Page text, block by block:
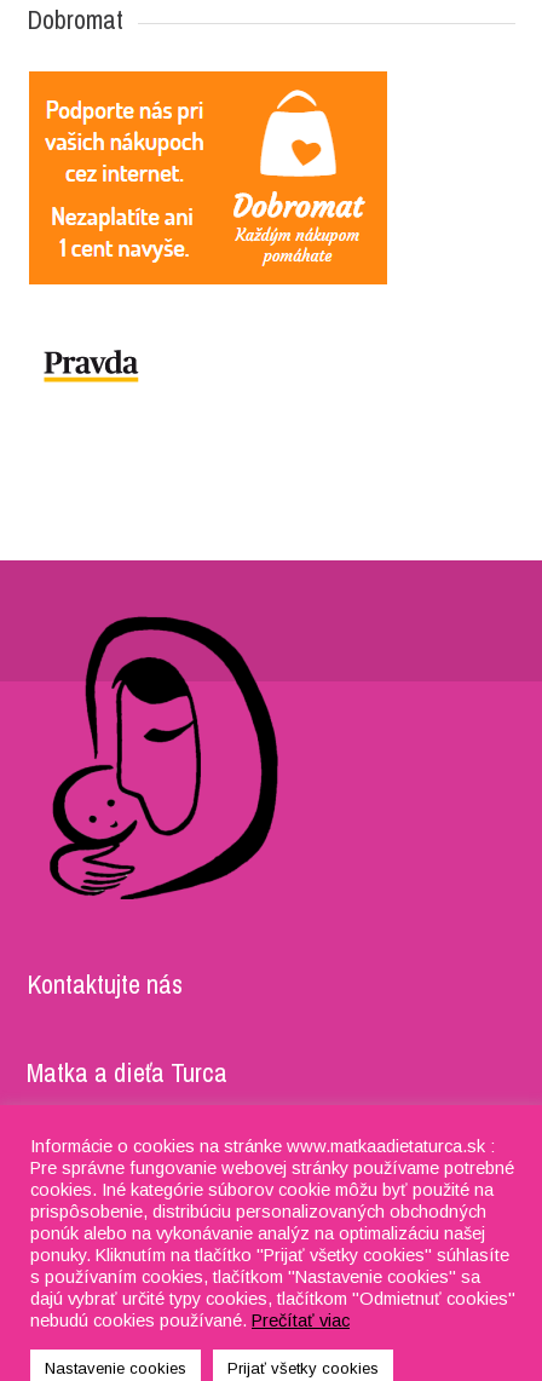
Dobromat
Kontaktujte nás
Matka a dieťa Turca
DIČ: 2022201995 IBAN: SK91 8330 0000 0028 0115 4076
Phone:+421 918 634 053
E-mail:matkaadietaturca@gmail.com
Designed byWPlook Studio
Informácie o cookies na stránke www.matkaadietaturca.sk :
Pre správne fungovanie webovej stránky používame potrebné
cookies. Iné kategórie súborov cookie môžu byť použité na
prispôsobenie, distribúciu personalizovaných obchodných
ponúk alebo na vykonávanie analýz na optimalizáciu našej
ponuky. Kliknutím na tlačítko "Prijať všetky cookies" súhlasíte
s používaním cookies, tlačítkom "Nastavenie cookies" sa
dajú vybrať určité typy cookies, tlačítkom "Odmietnuť cookies"
nebudú cookies používané. Prečítať viac
Nastavenie cookies Prijať všetky cookies